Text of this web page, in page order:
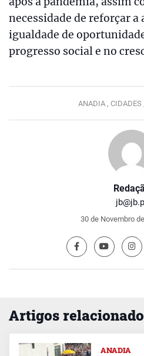
30 de Novembro
necessidade de reforçar
igualdade de
progresso social e no
ANADIA , CIDADES ,
Artigos
ANADIA